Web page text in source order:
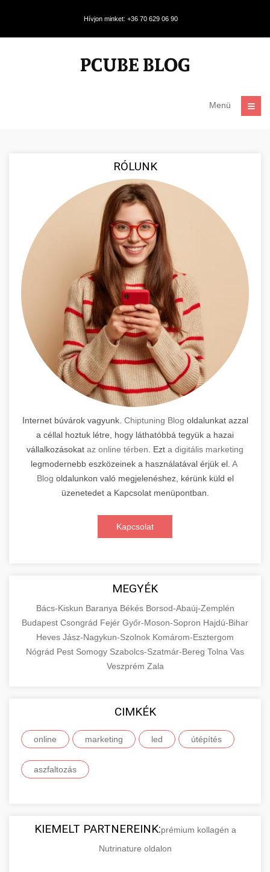
Hívjon minket: +36 70 629 06 90
Menü
RÓLUNK
Internet búvárok vagyunk. Chiptuning Blog oldalunkat azzal
a céllal hoztuk létre, hogy láthatóbbá tegyük a hazai
vállalkozásokat az online térben . Ezt a digitális marketing
legmodernebb eszközeinek a használatával érjük el. A
Blog oldalunkon való megjelenéshez, kérünk küld el
üzenetedet a Kapcsolat menüpontban.
Kapcsolat
MEGYÉK
Bács-Kiskun Baranya Békés Borsod-Abaúj-Zemplén
Budapest Csongrád Fejér Győr-Moson-Sopron Hajdú-Bihar
Heves Jász-Nagykun-Szolnok Komárom-Esztergom
Nógrád Pest Somogy Szabolcs-Szatmár-Bereg Tolna Vas
Veszprém Zala
CIMKÉK
online marketing led útépítés
aszfaltozás
KIEMELT PARTNEREINK:prémium kollagén a
Nutrinature oldalon